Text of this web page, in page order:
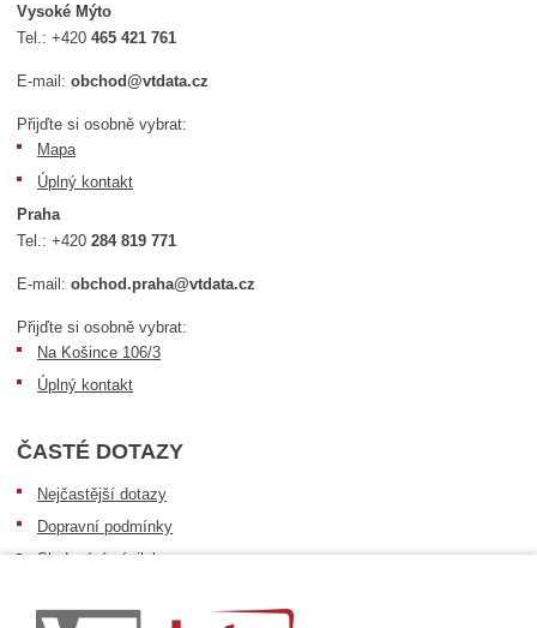
Vysoké Mýto
Tel.:+420465 421 761
E-mail:obchod@vtdata.cz
Přijďte si osobně vybrat:
Mapa
Úplný kontakt
Praha
Tel.:+420284 819 771
E-mail:obchod.praha@vtdata.cz
Přijďte si osobně vybrat:
Na Košince 106/3
Úplný kontakt
ČASTÉ DOTAZY
Nejčastější dotazy
Dopravní podmínky
Sledování zásilek
Informace k dostupnosti zboží